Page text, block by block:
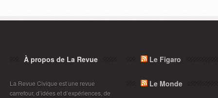
À propos de La Revue
La Revue Civique est une revue
carrefour, d’idées et d’expériences, de
Le Figaro
Le Monde